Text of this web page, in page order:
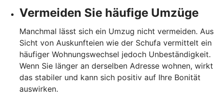
Vermeiden Sie häufige Umzüge
Manchmal lässt sich ein Umzug nicht vermeiden. Aus
Sicht von Auskunfteien wie der Schufa vermittelt ein
häufiger Wohnungswechsel jedoch Unbeständigkeit.
Wenn Sie länger an derselben Adresse wohnen, wirkt
das stabiler und kann sich positiv auf Ihre Bonität
auswirken.